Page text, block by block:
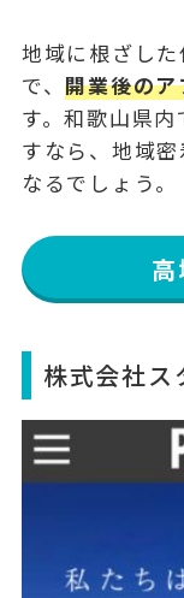
地域に根ざし
で、開業後の
す。和歌山県
すなら、地域
なるでしょう。
株式会社ス